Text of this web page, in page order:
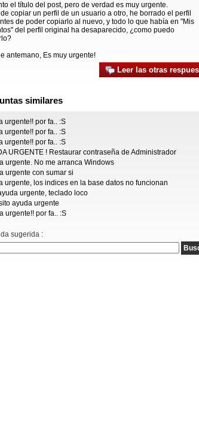
el título del post, pero de verdad es muy urgente.
copiar un perfil de un usuario a otro, he borrado el perfil
de poder copiarlo al nuevo, y todo lo que había en "Mis
del perfil original ha desaparecido, ¿como puedo
antemano, Es muy urgente!
Leer las otras
similares
urgente!! por fa.. :S
urgente!! por fa.. :S
urgente!! por fa.. :S
URGENTE ! Restaurar contraseña de Administrador
urgente. No me arranca Windows
urgente con sumar si
urgente, los indices en la base datos no funcionan
urgente, teclado loco
ayuda urgente
urgente!! por fa.. :S
sugerida :